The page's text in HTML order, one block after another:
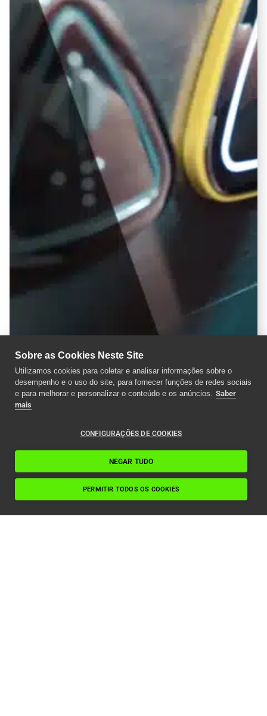
Sobre as Cookies Neste Site
Utilizamos cookies para coletar e analisar informações sobre o
desempenho e o uso do site, para fornecer funções de redes sociais
e para melhorar e personalizar o conteúdo e os anúncios. Saber
mais
CONFIGURAÇÕES DE COOKIES
NEGAR TUDO
PERMITIR TODOS OS COOKIES